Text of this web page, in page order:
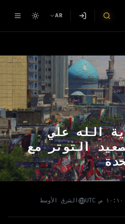
AR
الله علي
التوتر مع
الشرق الأوسط